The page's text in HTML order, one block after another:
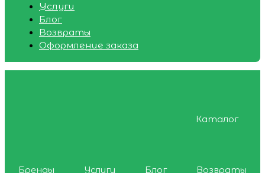
Услуги
Блог
Возвраты
Оформление заказа
Каталог
Бренды Услуги Блог
Возвраты